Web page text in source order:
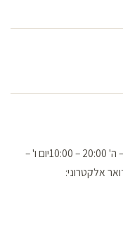
שירות ומכירות: 055-4543956שעות פעילות:א' – ה' 20:00 – 10:00יום ו' –
14:00יום שבת – מצאת שבת עד 23:30דואר אלקטרוני: